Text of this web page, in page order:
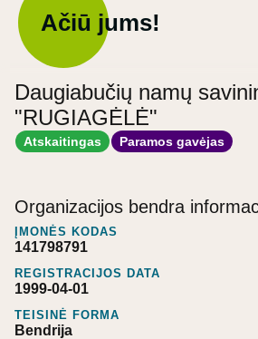
Ačiū jums!
Daugiabučių namų
"RUGIAGĖLĖ"
Atskaitingas Paramos gavėjas
Organizacijos bendra
ĮMONĖS KODAS
141798791
REGISTRACIJOS DATA
1999-04-01
TEISINĖ FORMA
Bendrija